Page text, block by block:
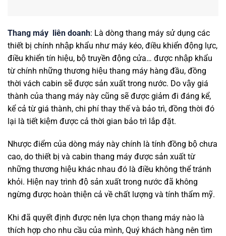
Thang máy liên doanh: Là dòng thang máy sử dụng các
thiết bị chính nhập khẩu như máy kéo, điều khiển động lực,
điều khiển tín hiệu, bộ truyền động cửa… được nhập khẩu
từ chính những thương hiệu thang máy hàng đầu, đồng
thời vách cabin sẽ được sản xuất trong nước. Do vậy giá
thành của thang máy này cũng sẽ được giảm đi đáng kể,
kể cả từ giá thành, chi phí thay thế và bảo trì, đồng thời đó
lại là tiết kiệm được cả thời gian bảo trì lắp đặt.
Nhược điểm của dòng máy này chính là tính đồng bộ chưa
cao, do thiết bị và cabin thang máy được sản xuất từ
những thương hiệu khác nhau đó là điều không thể tránh
khỏi. Hiện nay trình độ sản xuất trong nước đã không
ngừng được hoàn thiện cả về chất lượng và tính thẩm mỹ.
Khi đã quyết định được nên lựa chọn thang máy nào là
thích hợp cho nhu cầu của mình, Quý khách hàng nên tìm